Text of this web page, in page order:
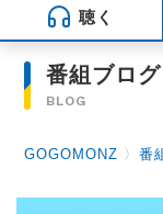
聴く
番組ブログ
BLOG
GOGOMONZ 〉番